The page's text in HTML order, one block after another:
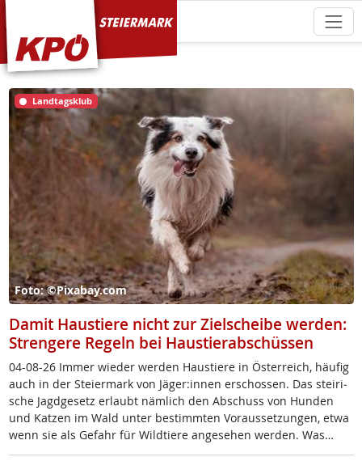
KPÖ Steiermark
Landtagsklub
Foto: ©Pixabay.com
Damit Haustiere nicht zur Zielscheibe werden:
Strengere Regeln bei Haustierabschüssen
04-08-26 Im­mer wie­der wer­den Haus­tie­re in Ös­t­er­reich, häu­fig
auch in der Stei­er­mark von Jä­ger:in­nen er­schos­sen. Das stei­ri­
sche Jagd­ge­setz er­laubt näm­lich den Ab­schuss von Hun­den
und Kat­zen im Wald un­ter be­stimm­ten Vor­aus­set­zun­gen, et­wa
wenn sie als Ge­fahr für Wild­tie­re an­ge­se­hen wer­den. Was…